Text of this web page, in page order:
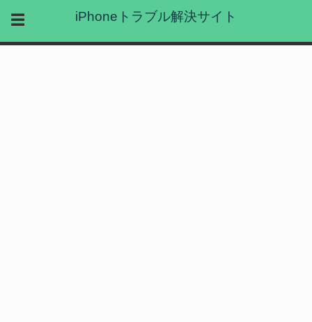
iPhoneトラブル解決サイト